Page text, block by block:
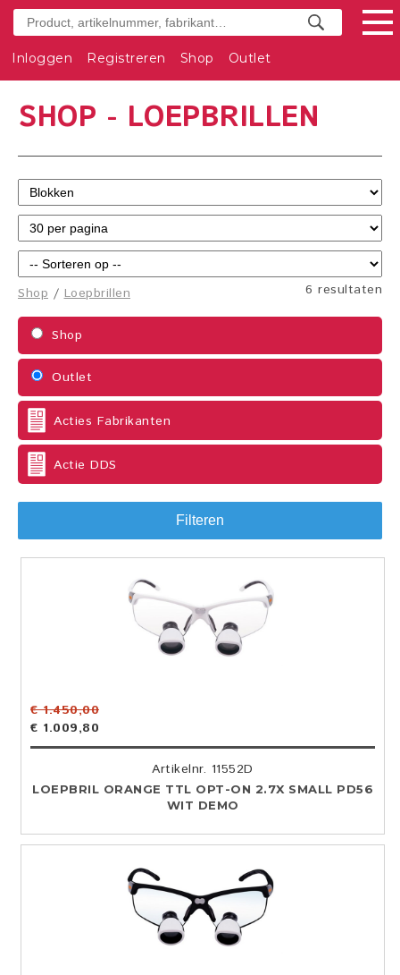
Inloggen Registreren Shop Outlet
SHOP - LOEPBRILLEN
6 resultaten
Shop /Loepbrillen
Shop
Outlet
Acties Fabrikanten
Actie DDS
Filteren
€ 1.450,00
€ 1.009,80
Artikelnr. 11552D
LOEPBRIL ORANGE TTL OPT-ON 2.7X SMALL PD56
WIT DEMO